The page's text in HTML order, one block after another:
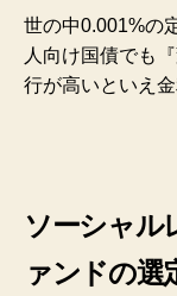
世の中0.001%の
人向け国債でも
行が高いといえ
ソーシャル
ァンドの選